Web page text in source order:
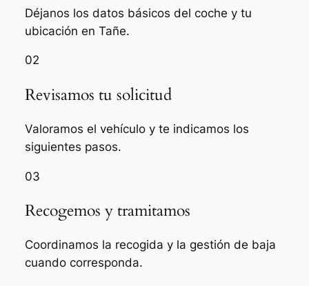
Déjanos los datos básicos del coche y tu
ubicación en Tañe.
02
Revisamos tu solicitud
Valoramos el vehículo y te indicamos los
siguientes pasos.
03
Recogemos y tramitamos
Coordinamos la recogida y la gestión de baja
cuando corresponda.